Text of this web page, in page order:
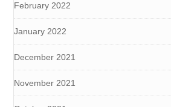
February 2022
January 2022
December 2021
November 2021